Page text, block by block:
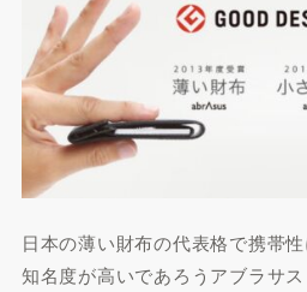
日本の薄い財布の代表格で携帯
知名度が高いであろうアブラサ